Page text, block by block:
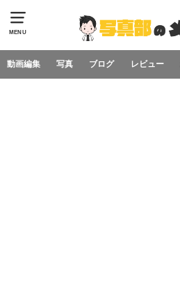
MENU
動画編集 写真 ブログ レビュー